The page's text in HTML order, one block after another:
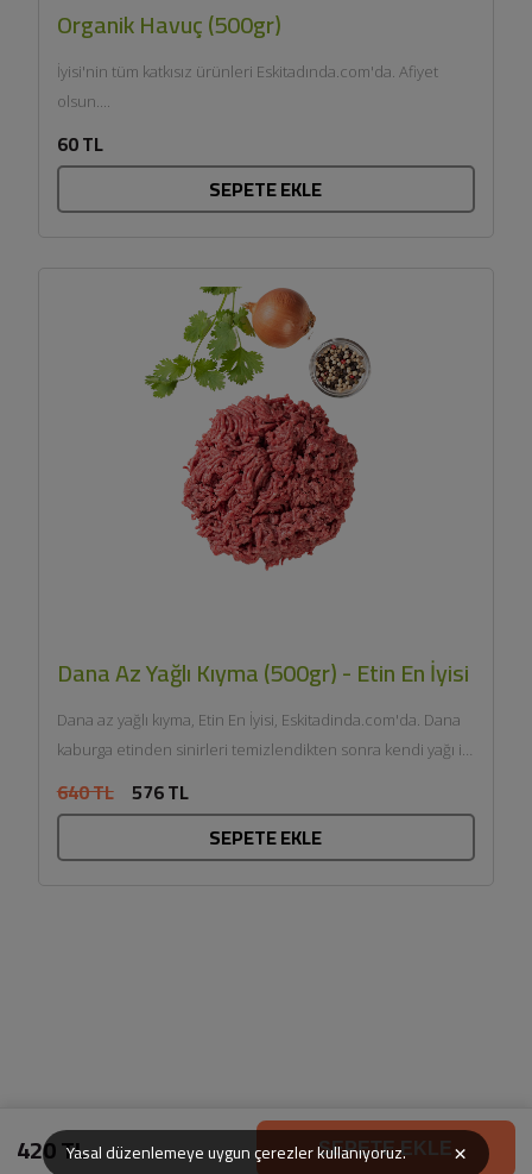
420 TL SEPETE EKLE
Organik Havuç (500gr)
İyisi'nin tüm katkısız ürünleri Eskitadında.com'da. Afiyet
olsun....
60 TL
SEPETE EKLE
Dana Az Yağlı Kıyma (500gr) - Etin En İyisi
Dana az yağlı kıyma, Etin En İyisi, Eskitadinda.com'da. Dana
kaburga etinden sinirleri temizlendikten sonra kendi yağı ile
640 TL 576 TL
SEPETE EKLE
Yasal düzenlemeye uygun çerezler kullanıyoruz. ×